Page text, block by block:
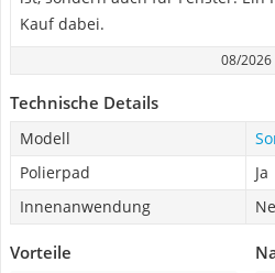
Kauf dabei.
08/2026
Technische Details
Modell
Polierpad
Ja
Innenanwendung
Vorteile